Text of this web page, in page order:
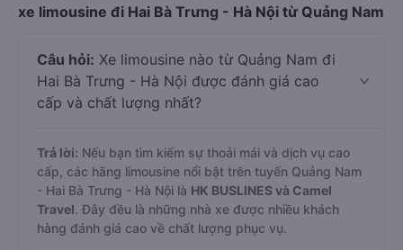
xe limousine đi Hai Bà Trưng - Hà Nội từ Quảng Nam
Câu hỏi: Xe limousine nào từ Quảng Nam đi
Hai Bà Trưng - Hà Nội được đánh giá cao
cấp và chất lượng nhất?
Trả lời: Nếu bạn tìm kiếm sự thoải mái và dịch vụ cao
cấp, các hãng limousine nổi bật trên tuyến Quảng Nam
- Hai Bà Trưng - Hà Nội là HK BUSLINES và Camel
Travel. Đây đều là những nhà xe được nhiều khách
hàng đánh giá cao về chất lượng phục vụ.